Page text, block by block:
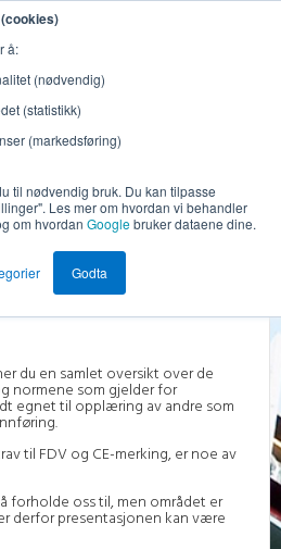
å:
(nødvendig)
(statistikk)
(markedsføring)
til nødvendig bruk. Du kan tilpasse
Les mer om hvordan vi behandler
om hvordan Googlebruker dataene dine.
Godta
for
du en samlet oversikt over de
normene som gjelder for
egnet til opplæring av andre som
til FDV og CE-merking, er noe av
forholde oss til, men området er
derfor presentasjonen kan være